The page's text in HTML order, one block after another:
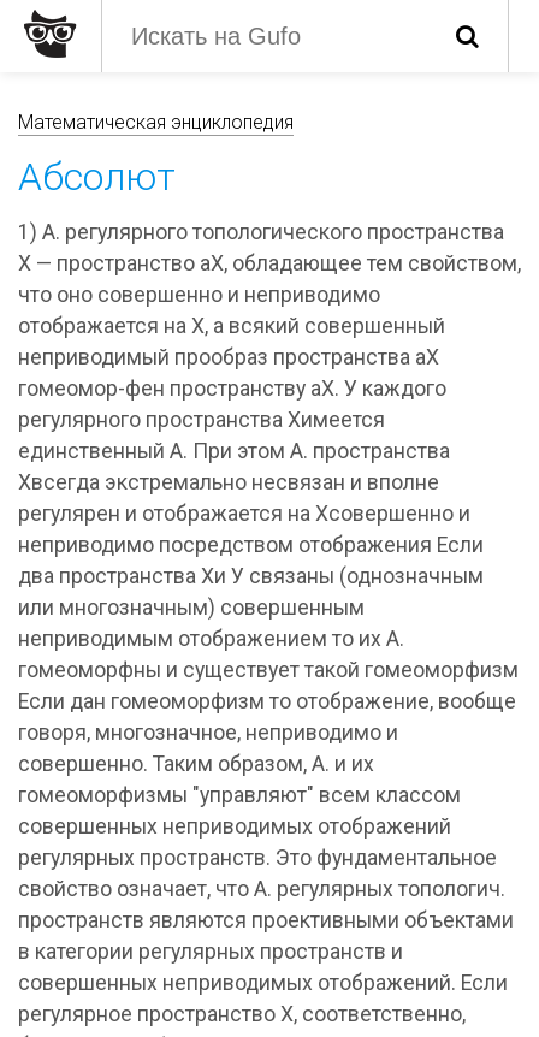
Математическая энциклопедия
Абсолют
1) А. регулярного топологического пространства
X — пространство аХ, обладающее тем свойством,
что оно совершенно и неприводимо
отображается на X, а всякий совершенный
неприводимый прообраз пространства аХ
гомеомор-фен пространству аХ. У каждого
регулярного пространства Xимеется
единственный А. При этом А. пространства
Xвсегда экстремально несвязан и вполне
регулярен и отображается на Xсовершенно и
неприводимо посредством отображения Если
два пространства Xи У связаны (однозначным
или многозначным) совершенным
неприводимым отображением то их А.
гомеоморфны и существует такой гомеоморфизм
Если дан гомеоморфизм то отображение, вообще
говоря, многозначное, неприводимо и
совершенно. Таким образом, А. и их
гомеоморфизмы "управляют" всем классом
совершенных неприводимых отображений
регулярных пространств. Это фундаментальное
свойство означает, что А. регулярных топологич.
пространств являются проективными объектами
в категории регулярных пространств и
совершенных неприводимых отображений. Если
регулярное пространство X, соответственно,